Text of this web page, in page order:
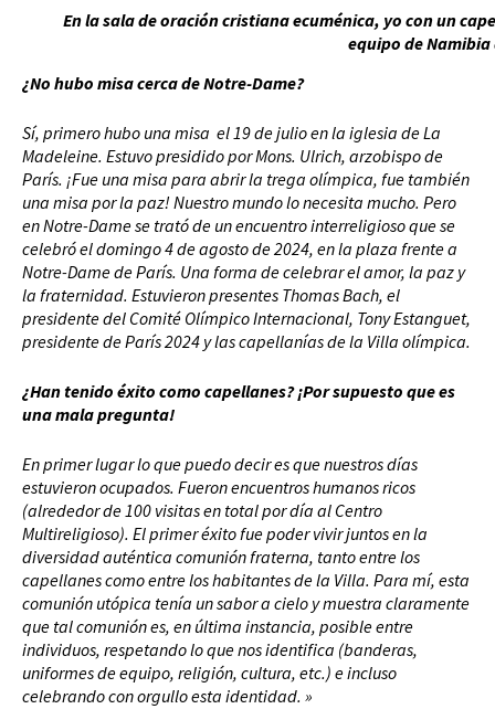
En la sala de oración cristiana ecuménica, yo con un
equipo de
¿No hubo misa cerca de Notre-Dame?
Sí, primero hubo una misa el 19 de julio en la iglesia de La
Madeleine. Estuvo presidido por Mons. Ulrich, arzobispo de
París. ¡Fue una misa para abrir la trega olímpica, fue también
una misa por la paz! Nuestro mundo lo necesita mucho. Pero
en Notre-Dame se trató de un encuentro interreligioso que se
celebró el domingo 4 de agosto de 2024, en la plaza frente a
Notre-Dame de París. Una forma de celebrar el amor, la paz y
la fraternidad. Estuvieron presentes Thomas Bach, el
presidente del Comité Olímpico Internacional, Tony Estanguet,
presidente de París 2024 y las capellanías de la Villa olímpica.
¿Han tenido éxito como capellanes? ¡Por supuesto que es
una mala pregunta!
En primer lugar lo que puedo decir es que nuestros días
estuvieron ocupados. Fueron encuentros humanos ricos
(alrededor de 100 visitas en total por día al Centro
Multireligioso). El primer éxito fue poder vivir juntos en la
diversidad auténtica comunión fraterna, tanto entre los
capellanes como entre los habitantes de la Villa. Para mí, esta
comunión utópica tenía un sabor a cielo y muestra claramente
que tal comunión es, en última instancia, posible entre
individuos, respetando lo que nos identifica (banderas,
uniformes de equipo, religión, cultura, etc.) e incluso
celebrando con orgullo esta identidad. »